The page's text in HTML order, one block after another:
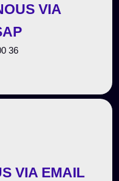
VIA
36‬
VIA EMAIL